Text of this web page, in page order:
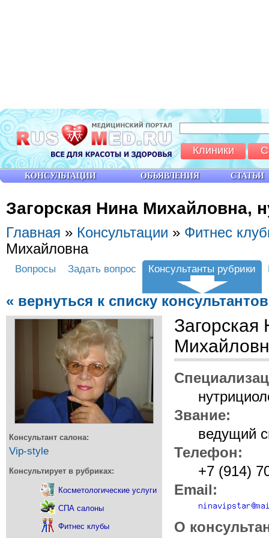
Загорская Нина Михайловна,
Главная » Консультации » Фитнес
Михайловна
Вопросы Задать вопрос Консультанты рубрики
« вернуться к списку консультантов
Консультант салона:
Vip-style
Консультирует в рубриках:
Косметологические услуги
СПА салоны
Фитнес клубы
Загорская
Звание:
ведущий
Телефон:
+7 (914)
Email:
О
КОНСУЛЬТАЦИИ ОБЪЯВЛЕНИЯ СТАТЬИ
Клиники